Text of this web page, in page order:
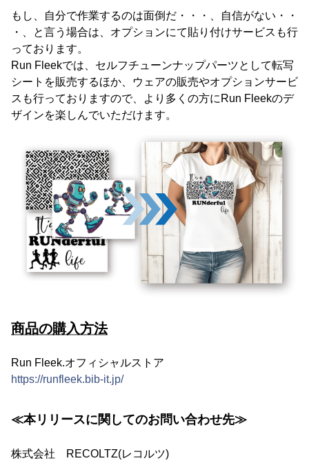
もし、自分で作業するのは面倒だ・・・、自信がない・・
・、と言う場合は、オプションにて貼り付けサービスも行
っております。
Run Fleekでは、セルフチューンナップパーツとして転写
シートを販売するほか、ウェアの販売やオプションサービ
スも行っておりますので、より多くの方にRun Fleekのデ
ザインを楽しんでいただけます。
商品の購入方法
Run Fleek.オフィシャルストア
https://runfleek.bib-it.jp/
≪本リリースに関してのお問い合わせ先≫
株式会社 RECOLTZ(レコルツ)